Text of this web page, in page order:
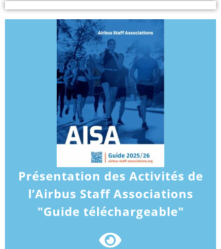
Présentation des Activités de
l’Airbus Staff Associations
"Guide téléchargeable"